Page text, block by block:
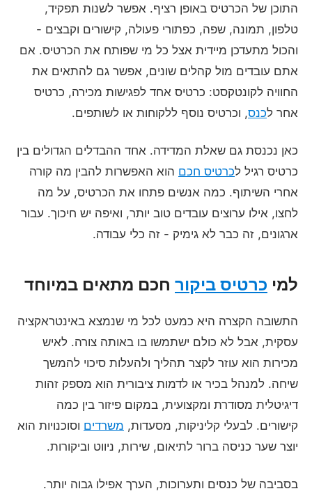
התוכן של הכרטיס באופן רציף. אפשר לשנות תפקיד,
טלפון, תמונה, שפה, כפתורי פעולה, קישורים וקבצים -
והכול מתעדכן מיידית אצל כל מי שפותח את הכרטיס. אם
אתם עובדים מול קהלים שונים, אפשר גם להתאים את
החוויה לקונטקסט: כרטיס אחד לפגישות מכירה, כרטיס
אחר לכנס, וכרטיס נוסף ללקוחות או לשותפים.
כאן נכנסת גם שאלת המדידה. אחד ההבדלים הגדולים בין
כרטיס רגיל לכרטיס חכם הוא האפשרות להבין מה קורה
אחרי השיתוף. כמה אנשים פתחו את הכרטיס, על מה
לחצו, אילו ערוצים עובדים טוב יותר, ואיפה יש חיכוך. עבור
ארגונים, זה כבר לא גימיק - זה כלי עבודה.
למי כרטיס ביקור חכם מתאים במיוחד
התשובה הקצרה היא כמעט לכל מי שנמצא באינטראקציה
עסקית, אבל לא כולם ישתמשו בו באותה צורה. לאיש
מכירות הוא עוזר לקצר תהליך ולהעלות סיכוי להמשך
שיחה. למנהל בכיר או לדמות ציבורית הוא מספק זהות
דיגיטלית מסודרת ומקצועית, במקום פיזור בין כמה
קישורים. לבעלי קליניקות, מסעדות, משרדים וסוכנויות הוא
יוצר שער כניסה ברור לתיאום, שירות, ניווט וביקורות.
בסביבה של כנסים ותערוכות, הערך אפילו גבוה יותר.